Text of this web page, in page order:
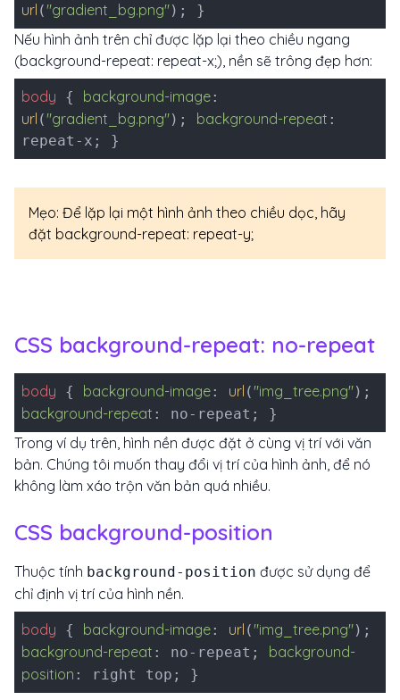
url ("gradient_bg.png"); }
Nếu hình ảnh trên chỉ được lặp lại theo chiều ngang
(background-repeat: repeat-x;), nền sẽ trông đẹp hơn:
body { background-image:
url ("gradient_bg.png"); background-repeat :
repeat-x; }
Mẹo: Để lặp lại một hình ảnh theo chiều dọc, hãy
đặt background-repeat: repeat-y;
CSS background-repeat: no-repeat
body { background-image: url ("img_tree.png");
background-repeat : no-repeat; }
Trong ví dụ trên, hình nền được đặt ở cùng vị trí với văn
bản. Chúng tôi muốn thay đổi vị trí của hình ảnh, để nó
không làm xáo trộn văn bản quá nhiều.
CSS background-position
Thuộc tính background-position được sử dụng để
chỉ định vị trí của hình nền.
body { background-image: url ("img_tree.png");
background-repeat : no-repeat; background-
position : right top; }